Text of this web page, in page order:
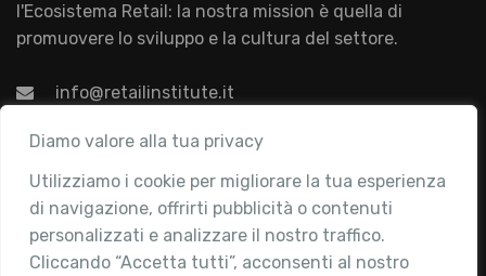
Diamo valore alla tua privacy
Utilizziamo i cookie per migliorare la tua esperienza
di navigazione, offrirti pubblicità o contenuti
personalizzati e analizzare il nostro traffico.
Cliccando “Accetta tutti”, acconsenti al nostro
l'Ecosistema Retail: la nostra mission è quella di
promuovere lo sviluppo e la cultura del settore.
info@retailinstitute.it
Associazione
Chi siamo
Attività
Contatti